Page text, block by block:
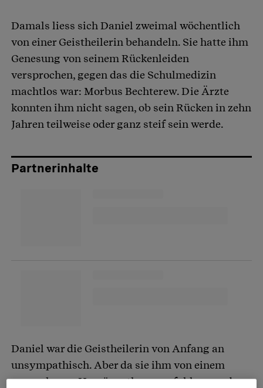
Damals liess sich Daniel zweimal wöchentlich
von einer Geistheilerin behandeln. Sie hatte ihm
Genesung von seinem Rückenleiden
versprochen, gegen das die Schulmedizin
machtlos war: Morbus Bechterew. Die Ärzte
konnten ihm nicht sagen, ob sein Rücken in zehn
Jahren teilweise oder ganz steif sein werde.
Partnerinhalte
Daniel war die Geistheilerin von Anfang an
unsympathisch. Aber da sie ihm von einem
angesehenen Homöopathen empfohlen worden